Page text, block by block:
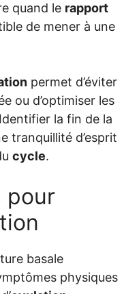
quand le rapport
de mener à une
permet d’éviter
ou d’optimiser les
la fin de la
tranquillité d’esprit
cycle.
pour
basale
physiques